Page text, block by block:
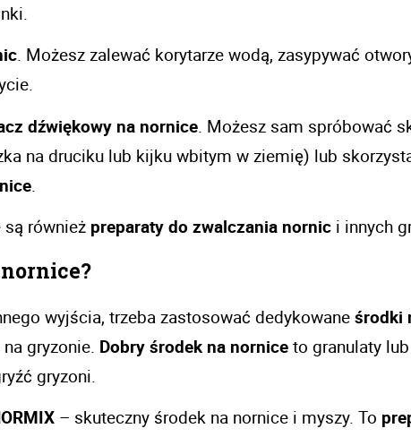
. Możesz zalewać korytarze wodą, zasypywać
dźwiękowy na nornice . Możesz sam spróbować
na druciku lub kijku wbitym w ziemię) lub
są również preparaty do zwalczania nornic i innych
wyjścia, trzeba zastosować dedykowane środki
gryzonie. Dobry środek na nornice to granulaty
gryzoni.
– skuteczny środek na nornice i myszy. To